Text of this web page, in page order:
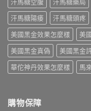
辨
別〉
中
中
副
作
用，
一
次
搞
懂
怎
麼
量、
時
間
點
與
常
見
副
作
汗馬糖空腹
汗馬糖藥局
汗馬糖陽痿
汗馬糖頭疼
美國黑金效果怎麼樣
美
美國黑金真偽
美國黑金
華佗神丹效果怎麼樣
馬
購物保障